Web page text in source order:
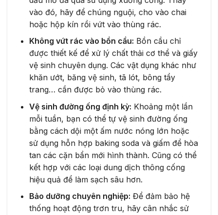
vào đó, hãy để chúng nguội, cho vào chai
hoặc hộp kín rồi vứt vào thùng rác.
Không vứt rác vào bồn cầu: Bồn cầu chỉ
được thiết kế để xử lý chất thải cơ thể và giấy
vệ sinh chuyên dụng. Các vật dụng khác như
khăn ướt, băng vệ sinh, tã lót, bông tẩy
trang… cần được bỏ vào thùng rác.
Vệ sinh đường ống định kỳ: Khoảng một lần
mỗi tuần, bạn có thể tự vệ sinh đường ống
bằng cách dội một ấm nước nóng lớn hoặc
sử dụng hỗn hợp baking soda và giấm để hòa
tan các cặn bẩn mới hình thành. Cũng có thể
kết hợp với các loại dung dịch thông cống
hiệu quả để làm sạch sâu hơn.
Bảo dưỡng chuyên nghiệp: Để đảm bảo hệ
thống hoạt động trơn tru, hãy cân nhắc sử